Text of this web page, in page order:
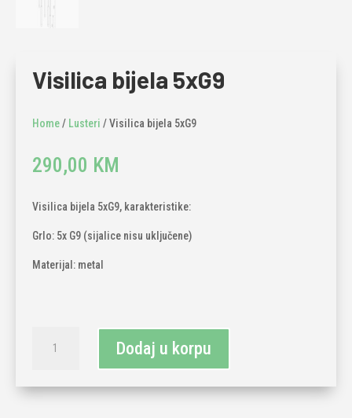
Visilica bijela 5xG9
Home/ Lusteri / Visilica bijela 5xG9
290,00 KM
Visilica bijela 5xG9, karakteristike:
Grlo: 5x G9 (sijalice nisu uključene)
Materijal: metal
bijela
količina
Dodaj u korpu